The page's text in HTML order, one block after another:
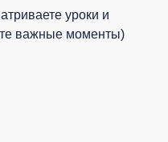
уроки и
важные моменты)